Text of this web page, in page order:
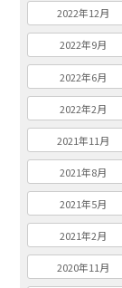
2022年12月
2022年9月
2022年6月
2022年2月
2021年11月
2021年8月
2021年5月
2021年2月
2020年11月